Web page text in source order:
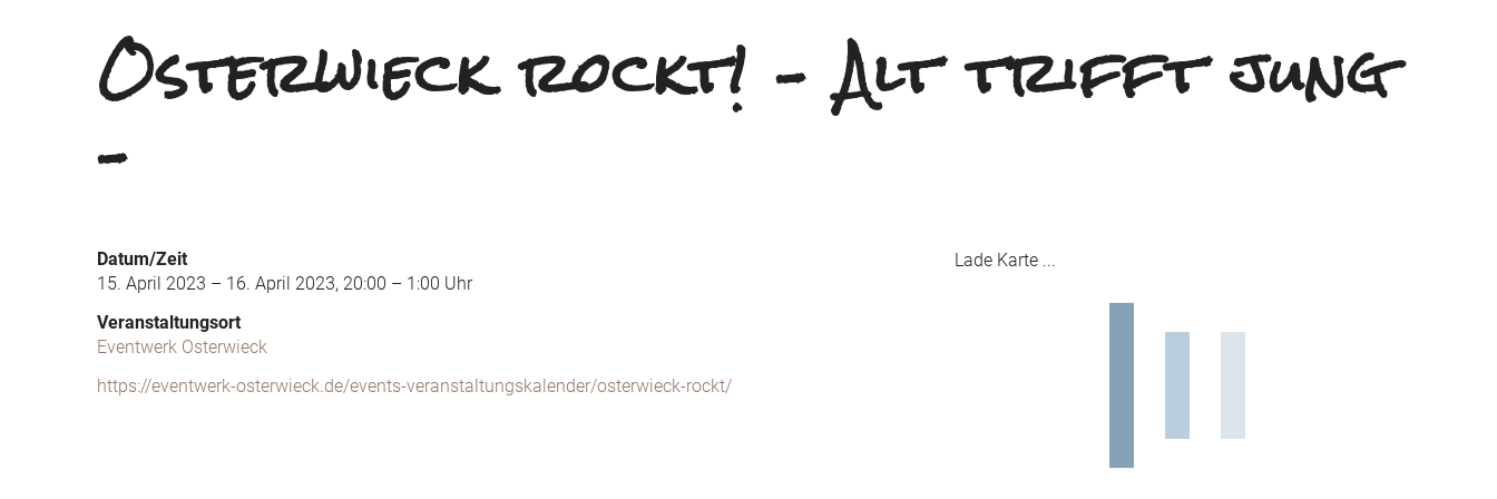
Osterwieck rockt! – Alt trifft jung
–
Lade Karte ...
Datum/Zeit
15. April 2023 – 16. April 2023, 20:00 – 1:00 Uhr
Veranstaltungsort
Eventwerk Osterwieck
https://eventwerk-osterwieck.de/events-veranstaltungskalender/osterwieck-rockt/